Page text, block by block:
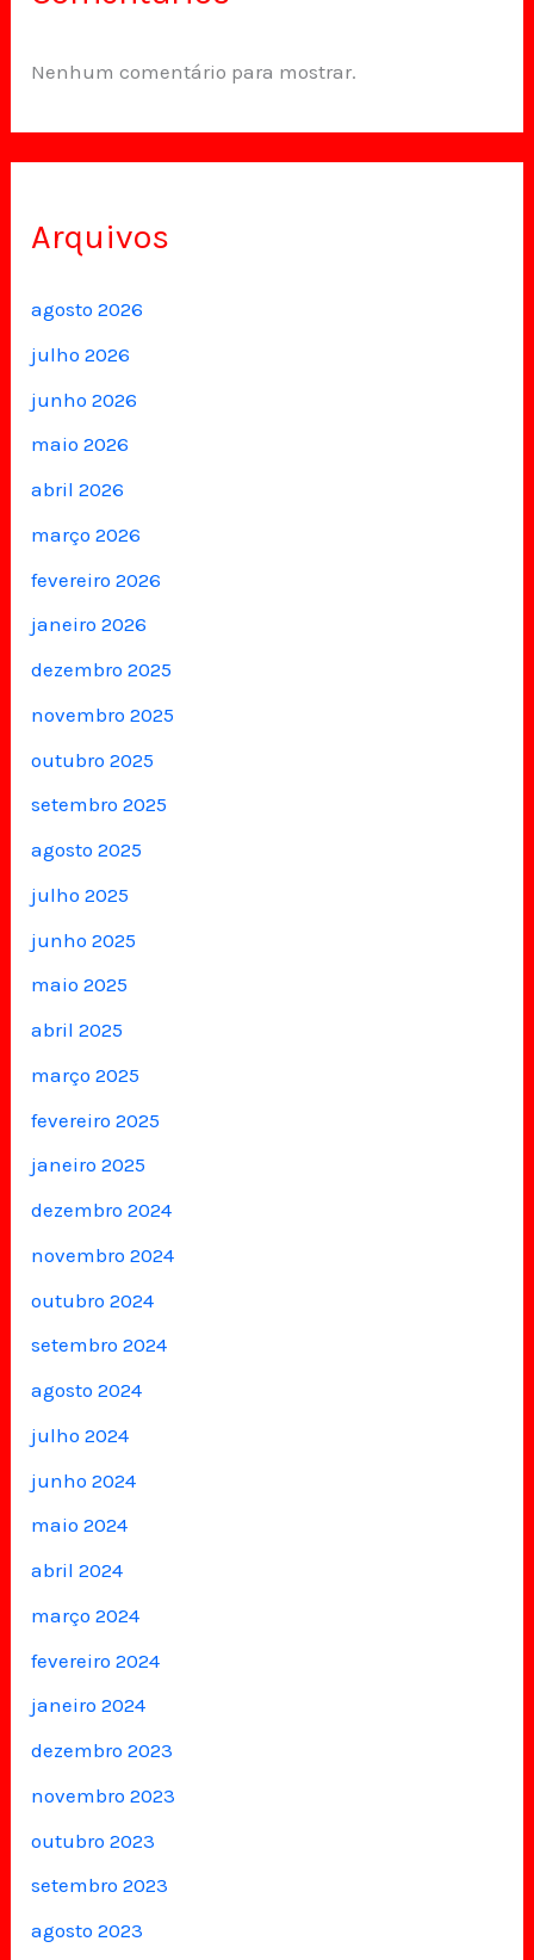
Nenhum comentário para mostrar.
Arquivos
agosto 2026
julho 2026
junho 2026
maio 2026
abril 2026
março 2026
fevereiro 2026
janeiro 2026
dezembro 2025
novembro 2025
outubro 2025
setembro 2025
agosto 2025
julho 2025
junho 2025
maio 2025
abril 2025
março 2025
fevereiro 2025
janeiro 2025
dezembro 2024
novembro 2024
outubro 2024
setembro 2024
agosto 2024
julho 2024
junho 2024
maio 2024
abril 2024
março 2024
fevereiro 2024
janeiro 2024
dezembro 2023
novembro 2023
outubro 2023
setembro 2023
agosto 2023